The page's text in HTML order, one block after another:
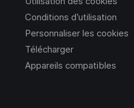
Conditions d’utilisation
Personnaliser les cookies
Télécharger
Appareils compatibles